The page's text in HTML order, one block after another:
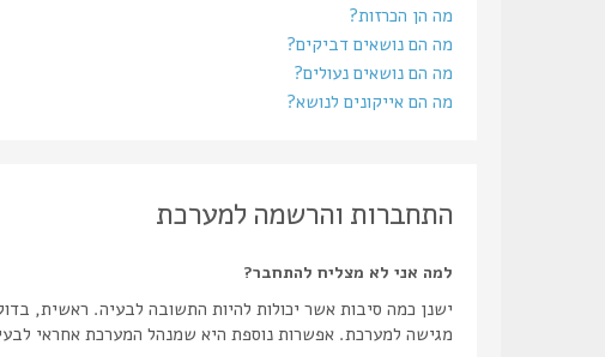
מה הן הכרזות?
מה הם נושאים דביקים?
מה הם נושאים נעולים?
מה הם אייקונים לנושא?
התחברות והרשמה למערכת
למה אני לא מצליח להתחבר?
ישנן כמה סיבות אשר יכולות להיות התשובה לבעיה. ראשית,
מגישה למערכת. אפשרות נוספת היא שמנהל המערכת אחראי